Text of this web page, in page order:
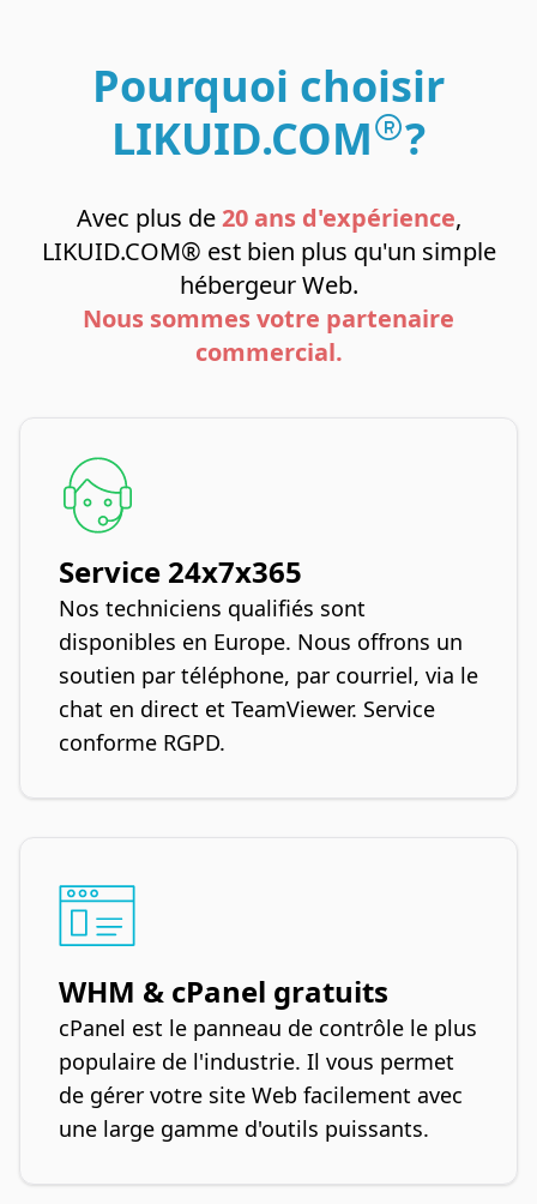
Pourquoi choisir
LIKUID.COM
?
Avec plus de20 ans d'expérience,
LIKUID.COM® est bien plus qu'un simple
hébergeur Web.
Nous sommes votre partenaire
commercial.
Service 24x7x365
Nos techniciens qualifiés sont
disponibles en Europe. Nous offrons un
soutien par téléphone, par courriel, via le
chat en direct et TeamViewer. Service
conforme RGPD.
WHM & cPanel gratuits
cPanel est le panneau de contrôle le plus
populaire de l'industrie. Il vous permet
de gérer votre site Web facilement avec
une large gamme d'outils puissants.